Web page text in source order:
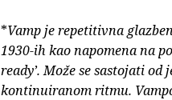
*Vamp je repetitivna
1930-ih kao napomena na
ready’. Može se sastojati
kontinuiranom ritmu.